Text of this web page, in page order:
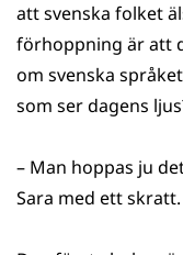
att svenska folket
förhoppning är att
om svenska
som ser dagens
– Man hoppas ju
Sara med ett skratt.